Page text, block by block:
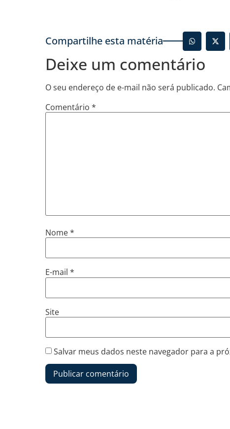
Compartilhe esta matéria
Deixe um comentário
O seu endereço de e-mail não será publicado.
Comentário *
Nome*
E-mail *
Site
Salvar meus dados neste navegador para a